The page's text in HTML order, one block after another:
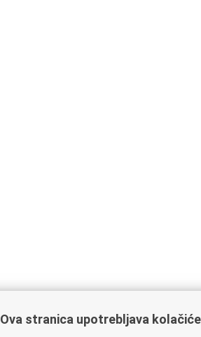
Ova stranica upotrebljava kolačiće